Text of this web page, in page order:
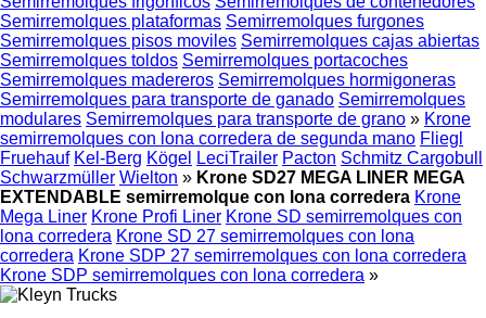
Semirremolques plataformas Semirremolques furgones
Semirremolques pisos moviles Semirremolques cajas abiertas
Semirremolques toldos Semirremolques portacoches
Semirremolques madereros Semirremolques hormigoneras
Semirremolques para transporte de ganado Semirremolques
modulares Semirremolques para transporte de grano » Krone
semirremolques con lona corredera de segunda mano Fliegl
Fruehauf Kel-Berg Kögel LeciTrailer Pacton Schmitz Cargobull
Schwarzmüller Wielton » Krone SD27 MEGA LINER MEGA
EXTENDABLE semirremolque con lona corredera Krone
Mega Liner Krone Profi Liner Krone SD semirremolques con
lona corredera Krone SD 27 semirremolques con lona
corredera Krone SDP 27 semirremolques con lona corredera
Krone SDP semirremolques con lona corredera »